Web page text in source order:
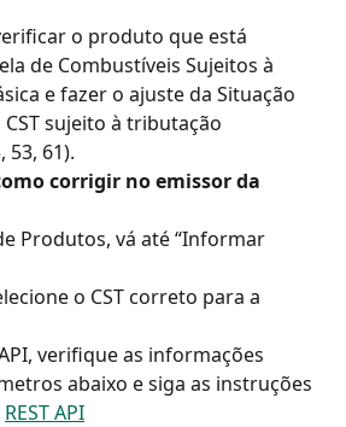
o produto que está
de Combustíveis Sujeitos à
e fazer o ajuste da Situação
sujeito à tributação
53, 61).
corrigir no emissor da
Produtos, vá até “Informar
o CST correto para a
verifique as informações
abaixo e siga as instruções
REST API